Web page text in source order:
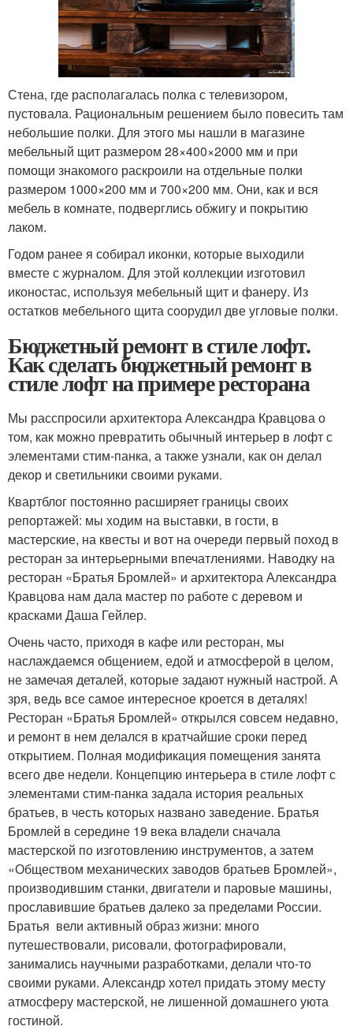
Стена, где располагалась полка с телевизором,
пустовала. Рациональным решением было повесить там
небольшие полки. Для этого мы нашли в магазине
мебельный щит размером 28×400×2000 мм и при
помощи знакомого раскроили на отдельные полки
размером 1000×200 мм и 700×200 мм. Они, как и вся
мебель в комнате, подверглись обжигу и покрытию
лаком.
Годом ранее я собирал иконки, которые выходили
вместе с журналом. Для этой коллекции изготовил
иконостас, используя мебельный щит и фанеру. Из
остатков мебельного щита соорудил две угловые полки.
Бюджетный ремонт в стиле лофт.
Как сделать бюджетный ремонт в
стиле лофт на примере ресторана
Мы расспросили архитектора Александра Кравцова о
том, как можно превратить обычный интерьер в лофт с
элементами стим-панка, а также узнали, как он делал
декор и светильники своими руками.
Квартблог постоянно расширяет границы своих
репортажей: мы ходим на выставки, в гости, в
мастерские, на квесты и вот на очереди первый поход в
ресторан за интерьерными впечатлениями. Наводку на
ресторан «Братья Бромлей» и архитектора Александра
Кравцова нам дала мастер по работе с деревом и
красками Даша Гейлер.
Очень часто, приходя в кафе или ресторан, мы
наслаждаемся общением, едой и атмосферой в целом,
не замечая деталей, которые задают нужный настрой. А
зря, ведь все самое интересное кроется в деталях!
Ресторан «Братья Бромлей» открылся совсем недавно,
и ремонт в нем делался в кратчайшие сроки перед
открытием. Полная модификация помещения занята
всего две недели. Концепцию интерьера в стиле лофт с
элементами стим-панка задала история реальных
братьев, в честь которых названо заведение. Братья
Бромлей в середине 19 века владели сначала
мастерской по изготовлению инструментов, а затем
«Обществом механических заводов братьев Бромлей»,
производившим станки, двигатели и паровые машины,
прославившие братьев далеко за пределами России.
Братья вели активный образ жизни: много
путешествовали, рисовали, фотографировали,
занимались научными разработками, делали что-то
своими руками. Александр хотел придать этому месту
атмосферу мастерской, не лишенной домашнего уюта
гостиной.